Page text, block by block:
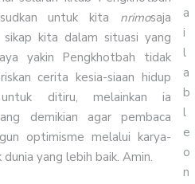
untuk kita nrimosaja
kita dalam situasi yang
yakin Pengkhotbah tidak
cerita kesia-siaan hidup
ditiru, melainkan ia
demikian agar pembaca
optimisme melalui karya-
yang lebih baik. Amin.
a
i
l
a
b
l
e
o
n